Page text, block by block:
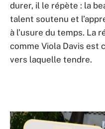
durer, il le répète : la
talent soutenu et
à l’usure du temps. La
comme Viola Davis est
vers laquelle tendre.